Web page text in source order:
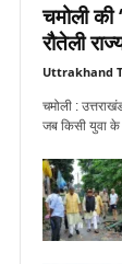
चमोली की
रौतेली
Uttrakhand
चमोली :
जब किसी युवा के